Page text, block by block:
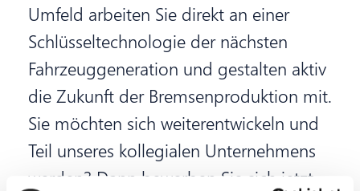
Umfeld arbeiten Sie direkt an einer
Schlüsseltechnologie der nächsten
Fahrzeuggeneration und gestalten aktiv
die Zukunft der Bremsenproduktion mit.
Sie möchten sich weiterentwickeln und
Teil unseres kollegialen Unternehmens
werden? Dann bewerben Sie sich jetzt.